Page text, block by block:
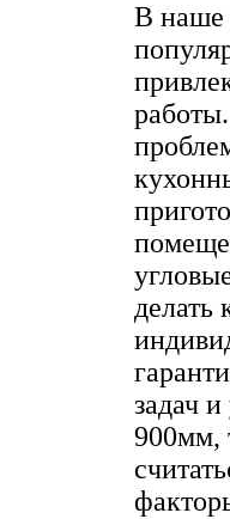
В наше
делать
задач
900мм,